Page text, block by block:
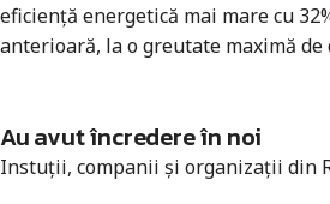
eficiență energetică mai mare cu
anterioară, la o greutate maximă de
Au avut încredere în noi
Instuții, companii și organizații din